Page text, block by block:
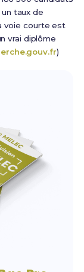
taux de
voie courte est
vrai diplôme
)